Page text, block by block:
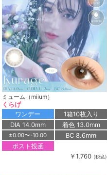
ミューム（miium）
くらげ
ワンデー
1箱10枚入り
DIA 14.0mm
着色 13.0mm
±0.00〜-10.00
BC 8.6mm
ポスト投函
￥1,760 (税込)